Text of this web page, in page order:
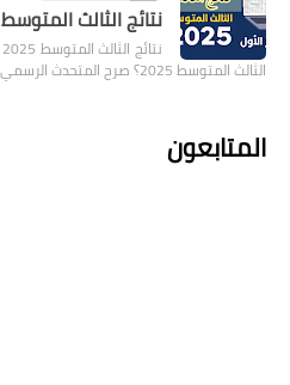
نتائج الثالث المتوسط 2025 الدور الأول
الثالث المتوسط 2025؟ صرح المتحدث الرسمي باسم وزارة الت…
المتابعون